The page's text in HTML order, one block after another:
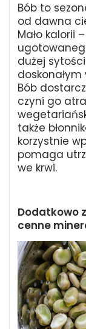
Bób to
od dawna
Mało kalorii
dużej
Bób
czyni go
także
korzystnie
pomaga
we krwi.
Dodatkowo
cenne